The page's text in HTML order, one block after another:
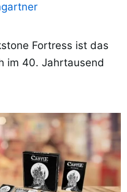
Fortress ist das
im 40. Jahrtausend